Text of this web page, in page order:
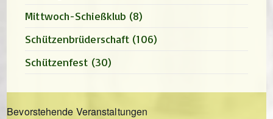
Mittwoch-Schießklub (8)
Schützenbrüderschaft (106)
Schützenfest (30)
Bevorstehende Veranstaltungen